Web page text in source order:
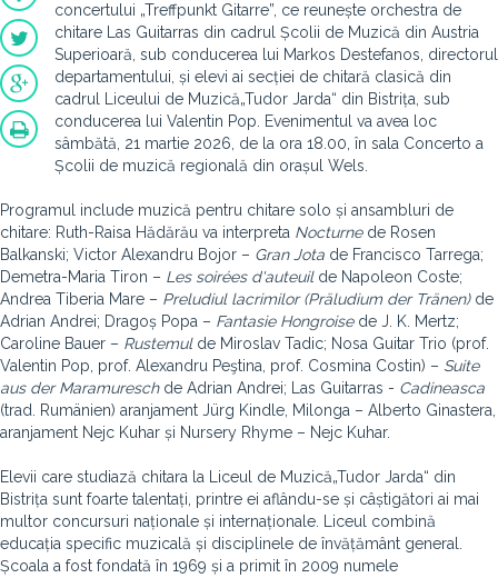
concertului „Treffpunkt Gitarre”, ce reunește orchestra de
chitare Las Guitarras din cadrul Școlii de Muzică din Austria
Superioară, sub conducerea lui Markos Destefanos, directorul
departamentului, și elevi ai secției de chitară clasică din
cadrul Liceului de Muzică„Tudor Jarda“ din Bistrița, sub
conducerea lui Valentin Pop. Evenimentul va avea loc
sâmbătă, 21 martie 2026, de la ora 18.00, în sala Concerto a
Școlii de muzică regională din orașul Wels.
Programul include muzică pentru chitare solo și ansambluri de
chitare: Ruth-Raisa Hădărău va interpreta Nocturnede Rosen
Balkanski; Victor Alexandru Bojor – Gran Jota de Francisco Tarrega;
Demetra-Maria Tiron – Les soirées d'auteuilde Napoleon Coste;
Andrea Tiberia Mare – Preludiul lacrimilor (Präludium der Tränen)de
Adrian Andrei; Dragoș Popa – Fantasie Hongroisede J. K. Mertz;
Caroline Bauer – Rustemulde Miroslav Tadic; Nosa Guitar Trio (prof.
Valentin Pop, prof. Alexandru Peştina, prof. Cosmina Costin) – Suite
aus der Maramureschde Adrian Andrei; Las Guitarras - Cadineasca
(trad. Rumänien) aranjament Jürg Kindle, Milonga – Alberto Ginastera,
aranjament Nejc Kuhar și Nursery Rhyme – Nejc Kuhar.
Elevii care studiază chitara la Liceul de Muzică„Tudor Jarda“ din
Bistrița sunt foarte talentați, printre ei aflându-se și câștigători ai mai
multor concursuri naționale și internaționale. Liceul combină
educația specific muzicală și disciplinele de învățământ general.
Școala a fost fondată în 1969 și a primit în 2009 numele